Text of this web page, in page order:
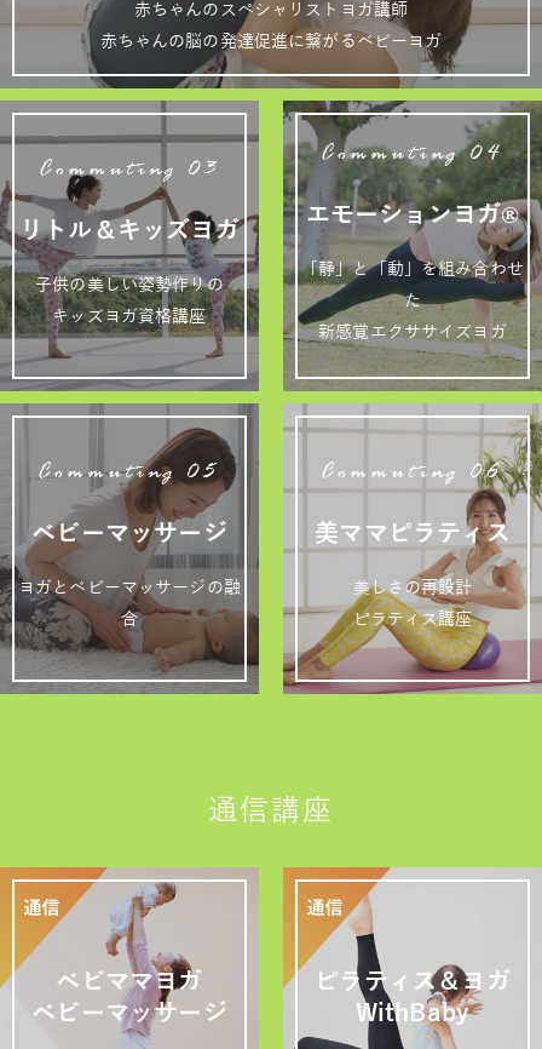
赤ちゃんのスペシャリストヨガ講師
赤ちゃんの脳の発達促進に繋がるベビーヨガ
Commuting 03
リトル＆キッズヨガ
子供の美しい姿勢作りの
キッズヨガ資格講座
Commuting 04
エモーションヨガ®
「静」と「動」を組み合わせ
た
新感覚エクササイズヨガ
Commuting 05
ベビーマッサージ
ヨガとベビーマッサージの融
合
Commuting 06
美ママピラティス
美しさの再設計
ピラティス講座
通信講座
ベビママヨガ
ベビーマッサージ
ピラティス＆ヨガ
WithBaby